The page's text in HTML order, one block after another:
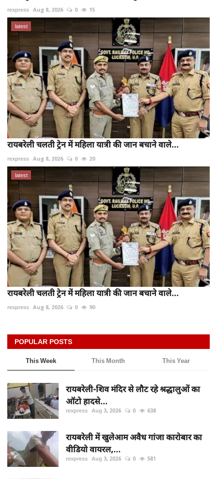
rexpress Aug 8, 2026 0 15
latest
रायबरेली चलती ट्रेन में महिला यात्री की जान बचाने वाले...
rexpress Aug 8, 2026 0 20
latest
रायबरेली चलती ट्रेन में महिला यात्री की जान बचाने वाले...
rexpress Aug 8, 2026 0 90
POPULAR POSTS
This Week This Month This Year
रायबरेली-शिव मंदिर से लौट रहे श्रद्धालुओं का
ऑटो हादसे...
rexpress Aug 3, 2026 0 638
रायबरेली में खुलेआम अवैध गांजा कारोबार का
वीडियो वायरल,...
rexpress Aug 3, 2026 0 581